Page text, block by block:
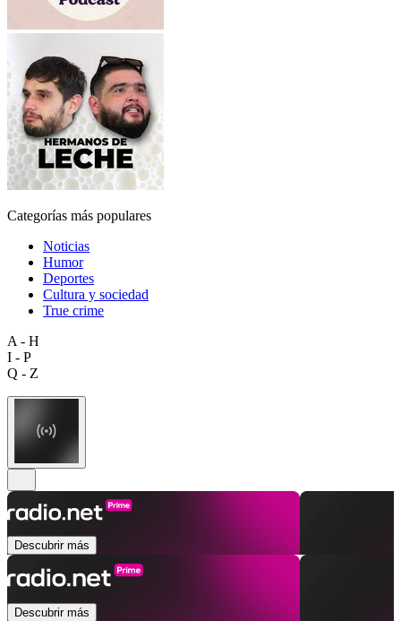
Categorías más populares
Noticias
Humor
Deportes
Cultura y sociedad
True crime
A - H
I - P
Q - Z
Descubrir más
Descubrir más